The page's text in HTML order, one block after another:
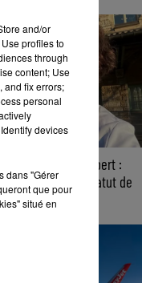
Affaire Jean Imbert :
placé sous le statut de
témoin assisté
and/or
profiles to
through
content; Use
and fix errors;
personal
devices
dans "Gérer
que pour
situé en